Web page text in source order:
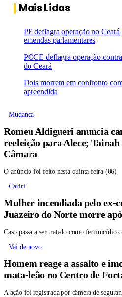
Mais Lidas
PF deflagra operação no
emendas parlamentares
PCCE deflagra operação
do Ceará
Dois morrem em confronto
apreendida
Mudança
Romeu Aldigueri anuncia
reeleição para Alece;
Câmara
O anúncio foi feito nesta quinta-feira (06)
Cariri
Mulher incendiada pelo ex-
Juazeiro do Norte morre
Caso passa a ser tratado como feminicídio
Vai de novo
Homem reage a assalto e
mata-leão no Centro de
A ação foi registrada por câmera de